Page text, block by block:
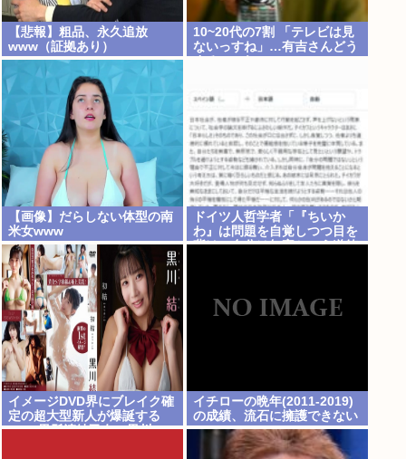
【悲報】粗品、永久追放
www（証拠あり）
10~20代の7割 「テレビは見
ないっすね」…有吉さんどう
【画像】だらしない体型の南
米女www
ドイツ人哲学者「『ちいか
わ』は問題を自覚しつつ目を
背け、自分は無害という道徳
イメージDVD界にブレイク確
定の超大型新人が爆誕する
www黒髪清純乙女・黒川
イチローの晩年(2011-2019)
の成績、流石に擁護できない
www